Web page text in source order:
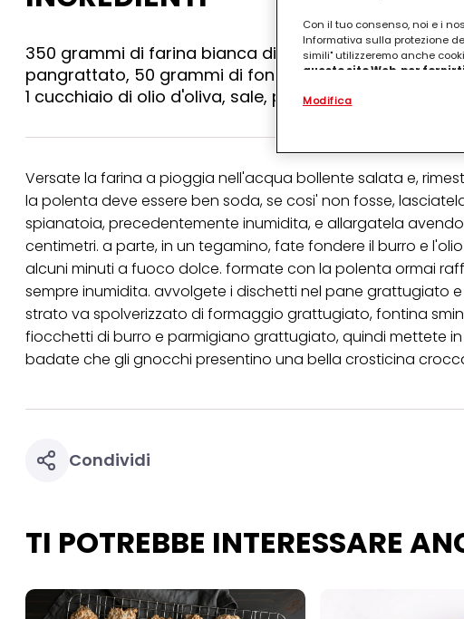
350 grammi di farina bianca di mais, 1 litro e 3/4 di
pangrattato, 50 grammi di fontina, 4 cucchiai di
1 cucchiaio di olio d'oliva, sale, pepe
Versate la farina a pioggia nell'acqua bollente salata e,
la polenta deve essere ben soda, se cosi' non fosse,
spianatoia, precedentemente inumidita, e allargatela
centimetri. a parte, in un tegamino, fate fondere il burro e
alcuni minuti a fuoco dolce. formate con la polenta ormai
sempre inumidita. avvolgete i dischetti nel pane grattugiato
strato va spolverizzato di formaggio grattugiato, fontina
fiocchetti di burro e parmigiano grattugiato, quindi mettete
badate che gli gnocchi presentino una bella crosticina
Condividi
TI POTREBBE INTERESSARE
Con il tuo consenso, noi e i
Informativa sulla protezione
simili" utilizzeremo anche
questo sito Web, per
.
(rispettivamente dell'azienda
terzi, conservare le nostre
misurare e ottimizzare il
Puoi trovare maggiori
collegata nel piè di pagina
qualsiasi momento con
collegata nel piè di pagina.
periodo di conservazione,
"modifica" di seguito".
Se fai clic su "Modifica" potrai
per uno o più degli scopi
tuoi dati personali per tutte le
necessari per fornirti questo
Modifica